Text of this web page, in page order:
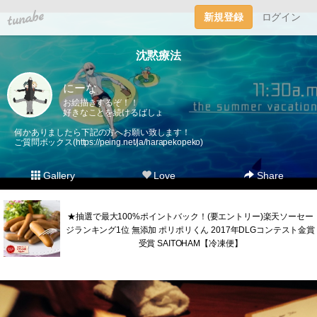
tuna.be 新規登録 ログイン
沈黙療法
にーな
お絵描きするぞ！！
好きなことを続けるばしょ
何かありましたら下記の方へお願い致します！
ご質問ボックス(https://peing.net/ja/harapekopeko)
Gallery Love Share
★抽選で最大100%ポイントバック！(要エントリー)楽天ソーセー
ジランキング1位 無添加 ポリポリくん 2017年DLGコンテスト金賞
受賞 SAITOHAM【冷凍便】